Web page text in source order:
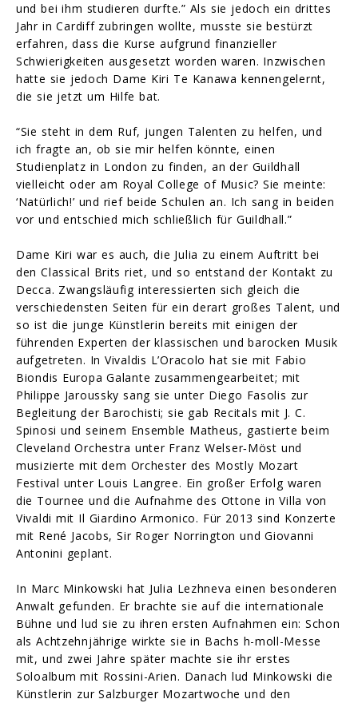
und bei ihm studieren durfte.” Als sie jedoch ein drittes
Jahr in Cardiff zubringen wollte, musste sie bestürzt
erfahren, dass die Kurse aufgrund finanzieller
Schwierigkeiten ausgesetzt worden waren. Inzwischen
hatte sie jedoch Dame Kiri Te Kanawa kennengelernt,
die sie jetzt um Hilfe bat.
“Sie steht in dem Ruf, jungen Talenten zu helfen, und
ich fragte an, ob sie mir helfen könnte, einen
Studienplatz in London zu finden, an der Guildhall
vielleicht oder am Royal College of Music? Sie meinte:
‘Natürlich!’ und rief beide Schulen an. Ich sang in beiden
vor und entschied mich schließlich für Guildhall.”
Dame Kiri war es auch, die Julia zu einem Auftritt bei
den Classical Brits riet, und so entstand der Kontakt zu
Decca. Zwangsläufig interessierten sich gleich die
verschiedensten Seiten für ein derart großes Talent, und
so ist die junge Künstlerin bereits mit einigen der
führenden Experten der klassischen und barocken Musik
aufgetreten. In Vivaldis L’Oracolo hat sie mit Fabio
Biondis Europa Galante zusammengearbeitet; mit
Philippe Jaroussky sang sie unter Diego Fasolis zur
Begleitung der Barochisti; sie gab Recitals mit J. C.
Spinosi und seinem Ensemble Matheus, gastierte beim
Cleveland Orchestra unter Franz Welser‑Möst und
musizierte mit dem Orchester des Mostly Mozart
Festival unter Louis Langree. Ein großer Erfolg waren
die Tournee und die Aufnahme des Ottone in Villa von
Vivaldi mit Il Giardino Armonico. Für 2013 sind Konzerte
mit René Jacobs, Sir Roger Norrington und Giovanni
Antonini geplant.
In Marc Minkowski hat Julia Lezhneva einen besonderen
Anwalt gefunden. Er brachte sie auf die internationale
Bühne und lud sie zu ihren ersten Aufnahmen ein: Schon
als Achtzehnjährige wirkte sie in Bachs h-moll-Messe
mit, und zwei Jahre später machte sie ihr erstes
Soloalbum mit Rossini-Arien. Danach lud Minkowski die
Künstlerin zur Salzburger Mozartwoche und den